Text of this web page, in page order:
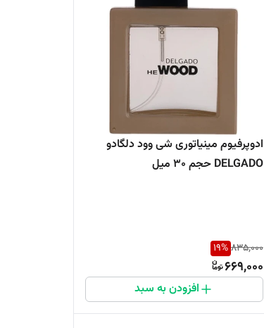
ادوپرفیوم مینیاتوری شی وود دلگادو
DELGADO حجم 30 میل
835,000
19%
669,000
افزودن به سبد